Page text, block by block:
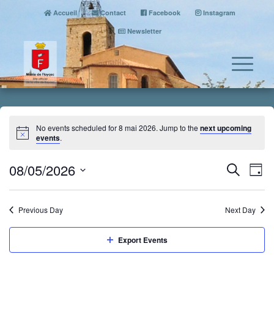
Accueil Contact Facebook
Instagram
Newsletter
No events scheduled for 8 mai 2026. Jump to thenext upcoming
events.
and
Views
Search
Day
08/05/2026
Previous Day
Next Day
Export Events